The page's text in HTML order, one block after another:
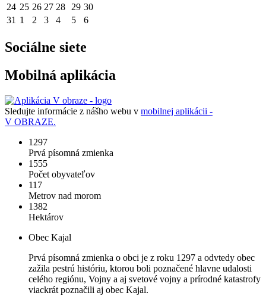
24 25 26 27 28 29 30
31 1 2 3 4 5 6
Sociálne siete
Mobilná aplikácia
Sledujte informácie z nášho webu v mobilnej aplikácii -
V OBRAZE.
1297
Prvá písomná zmienka
1555
Počet obyvateľov
117
Metrov nad morom
1382
Hektárov
Obec Kajal
Prvá písomná zmienka o obci je z roku 1297 a odvtedy obec
zažila pestrú históriu, ktorou boli poznačené hlavne udalosti
celého regiónu, Vojny a aj svetové vojny a prírodné katastrofy
viackrát poznačili aj obec Kajal.